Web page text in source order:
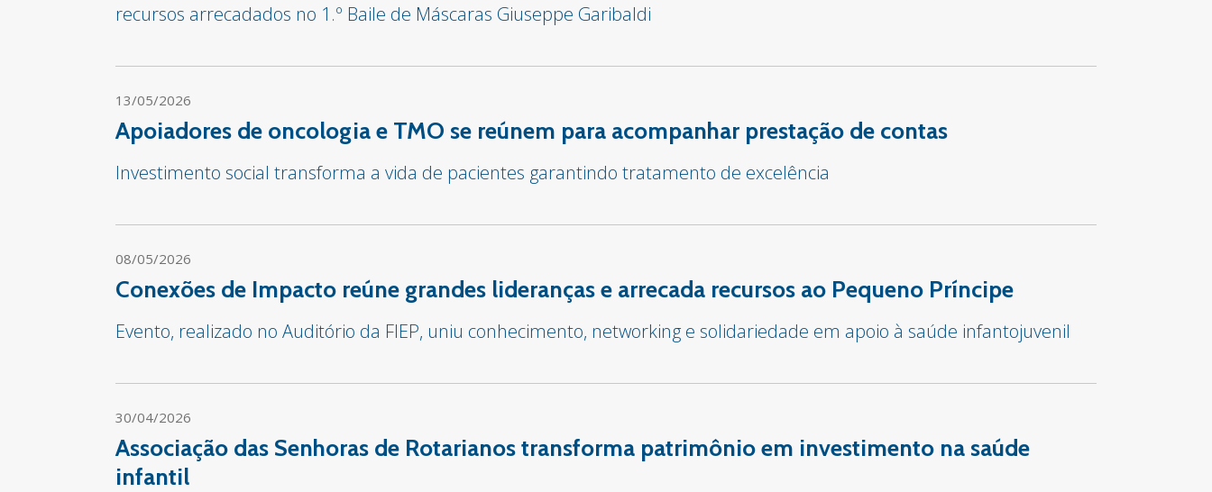
recursos arrecadados no 1.º Baile de Máscaras Giuseppe Garibaldi
13/05/2026
Apoiadores de oncologia e TMO se reúnem para acompanhar prestação de contas
Investimento social transforma a vida de pacientes garantindo tratamento de excelência
08/05/2026
Conexões de Impacto reúne grandes lideranças e arrecada recursos ao Pequeno Príncipe
Evento, realizado no Auditório da FIEP, uniu conhecimento, networking e solidariedade em apoio à saúde infantojuvenil
30/04/2026
Associação das Senhoras de Rotarianos transforma patrimônio em investimento na saúde
infantil